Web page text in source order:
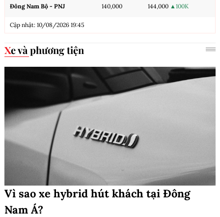
Đông Nam Bộ - PNJ 140,000 144,000 ▲100K
Cập nhật: 10/08/2026 19:45
Xe và phương tiện
Vì sao xe hybrid hút khách tại Đông
Nam Á?